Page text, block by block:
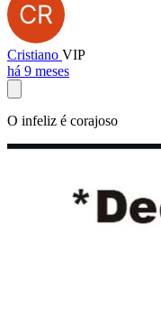
Cristiano VIP
há 9 meses
O infeliz é corajoso